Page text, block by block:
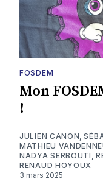
FOSDEM
Mon
!
JULIEN CANON ,
MATHIEU
NADYA SERBOUTI
RENAUD HOYOUX
3 mars 2025